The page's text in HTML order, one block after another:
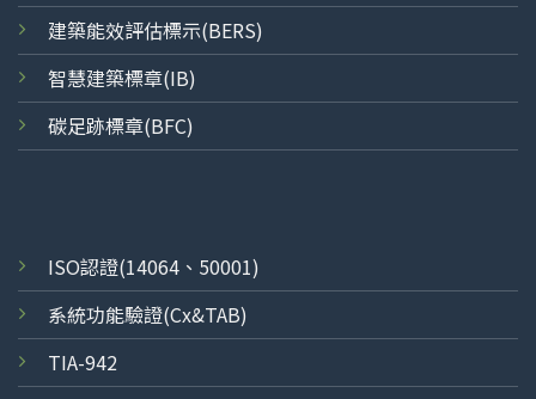
建築能效評估標示(BERS)
智慧建築標章(IB)
碳足跡標章(BFC)
ISO認證(14064、50001)
系統功能驗證(Cx&TAB)
TIA-942